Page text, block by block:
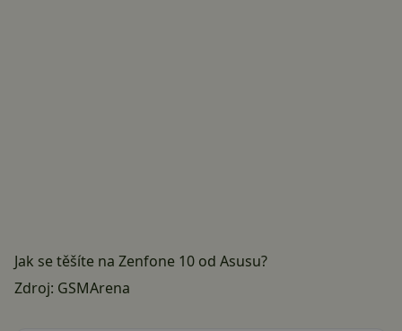
Jak se těšíte na Zenfone 10 od Asusu?
Zdroj: GSMArena